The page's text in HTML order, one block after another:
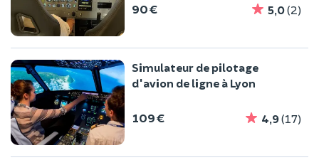
90 € 5,0(2)
Simulateur de pilotage
d'avion de ligne à Lyon
109 € 4,9(17)